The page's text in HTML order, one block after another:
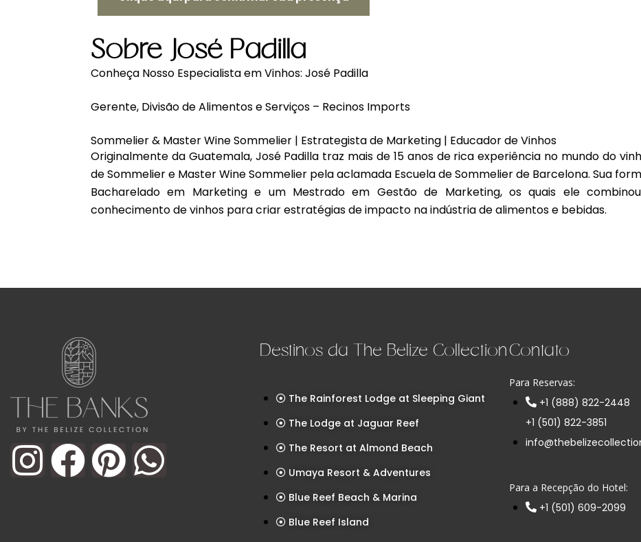
Sobre José Padilla
Conheça Nosso Especialista em Vinhos: José Padilla
Gerente, Divisão de Alimentos e Serviços – Recinos Imports
Sommelier & Master Wine Sommelier | Estrategista de Marketing | Educador de Vinhos
Originalmente da Guatemala, José Padilla traz mais de 15 anos de rica experiência no mundo do
de Sommelier e Master Wine Sommelier pela aclamada Escuela de Sommelier de Barcelona. Sua
Bacharelado em Marketinge um Mestrado em Gestão de Marketing, os quais ele
conhecimento de vinhos para criar estratégias de impacto na indústria de alimentos e bebidas.
Destinos da The Belize Collection
The Rainforest Lodge at Sleeping Giant
The Lodge at Jaguar Reef
The Resort at Almond Beach
Umaya Resort & Adventures
Blue Reef Beach & Marina
Blue Reef Island
Contato
Para Reservas:
+1 (888) 822-2448
+1 (501) 822-3851
Para a Recepção do Hotel:
+1 (501) 609-2099